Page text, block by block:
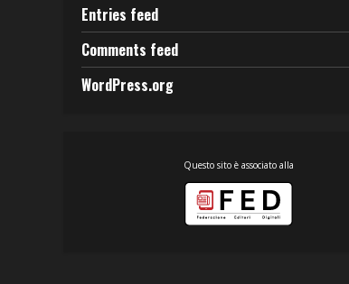
Entries feed
Comments feed
WordPress.org
Questo sito è associato alla